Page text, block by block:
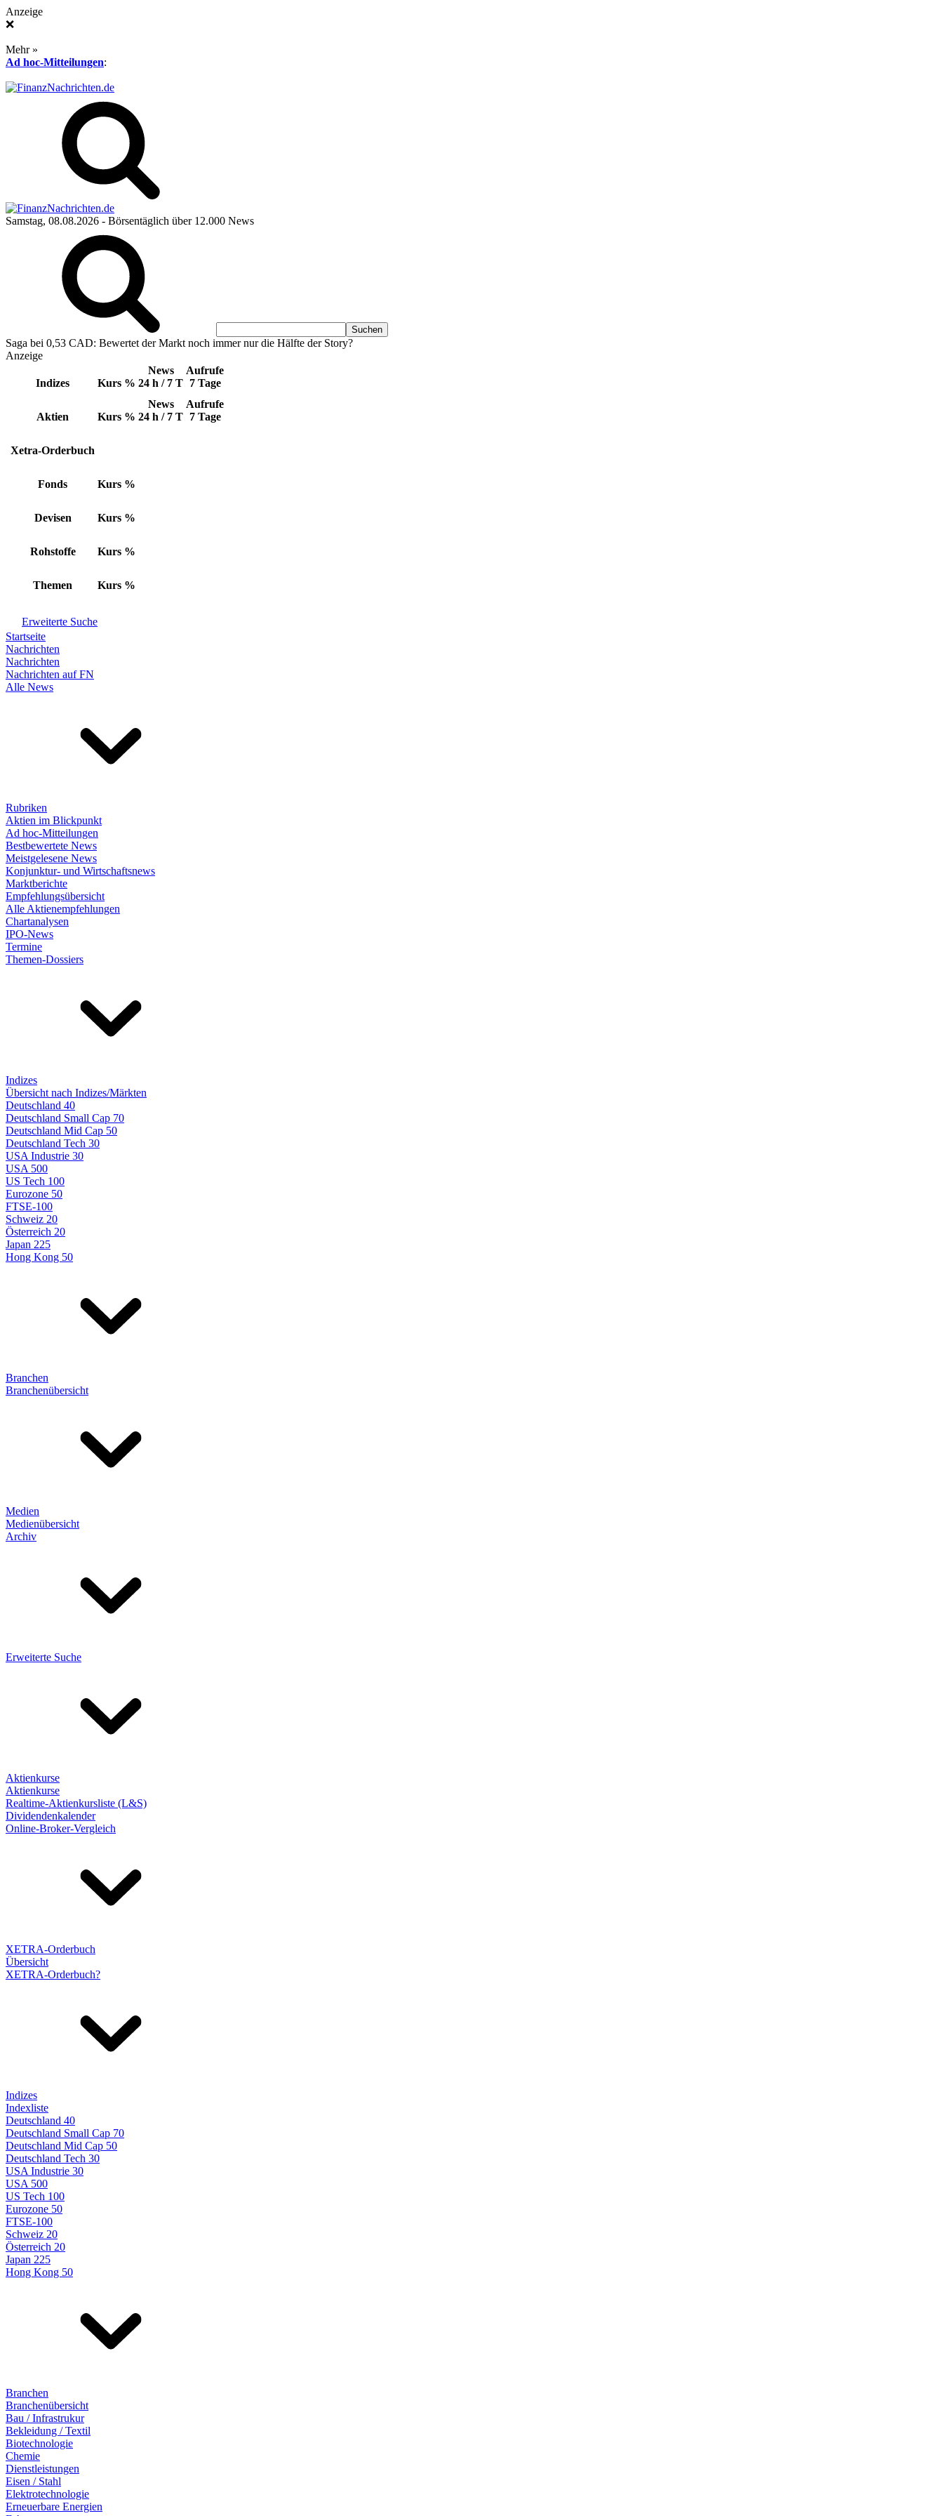
Anzeige
❌
Mehr »
Ad hoc-Mitteilungen:
Samstag, 08.08.2026 - Börsentäglich über 12.000 News
Saga bei 0,53 CAD: Bewertet der Markt noch immer nur die Hälfte der Story?
Anzeige
Indizes Kurs %
News
24 h / 7 T
Aufrufe
7 Tage
Aktien Kurs %
News
24 h / 7 T
Aufrufe
7 Tage
Xetra-Orderbuch
Fonds Kurs %
Devisen Kurs %
Rohstoffe Kurs %
Themen Kurs %
Erweiterte Suche
Startseite
Nachrichten
Nachrichten
Nachrichten auf FN
Alle News
Rubriken
Aktien im Blickpunkt
Ad hoc-Mitteilungen
Bestbewertete News
Meistgelesene News
Konjunktur- und Wirtschaftsnews
Marktberichte
Empfehlungsübersicht
Alle Aktienempfehlungen
Chartanalysen
IPO-News
Termine
Themen-Dossiers
Indizes
Übersicht nach Indizes/Märkten
Deutschland 40
Deutschland Small Cap 70
Deutschland Mid Cap 50
Deutschland Tech 30
USA Industrie 30
USA 500
US Tech 100
Eurozone 50
FTSE-100
Schweiz 20
Österreich 20
Japan 225
Hong Kong 50
Branchen
Branchenübersicht
Medien
Medienübersicht
Archiv
Erweiterte Suche
Aktienkurse
Aktienkurse
Realtime-Aktienkursliste (L&S)
Dividendenkalender
Online-Broker-Vergleich
XETRA-Orderbuch
Übersicht
XETRA-Orderbuch?
Indizes
Indexliste
Deutschland 40
Deutschland Small Cap 70
Deutschland Mid Cap 50
Deutschland Tech 30
USA Industrie 30
USA 500
US Tech 100
Eurozone 50
FTSE-100
Schweiz 20
Österreich 20
Japan 225
Hong Kong 50
Branchen
Branchenübersicht
Bau / Infrastrukur
Bekleidung / Textil
Biotechnologie
Chemie
Dienstleistungen
Eisen / Stahl
Elektrotechnologie
Erneuerbare Energien